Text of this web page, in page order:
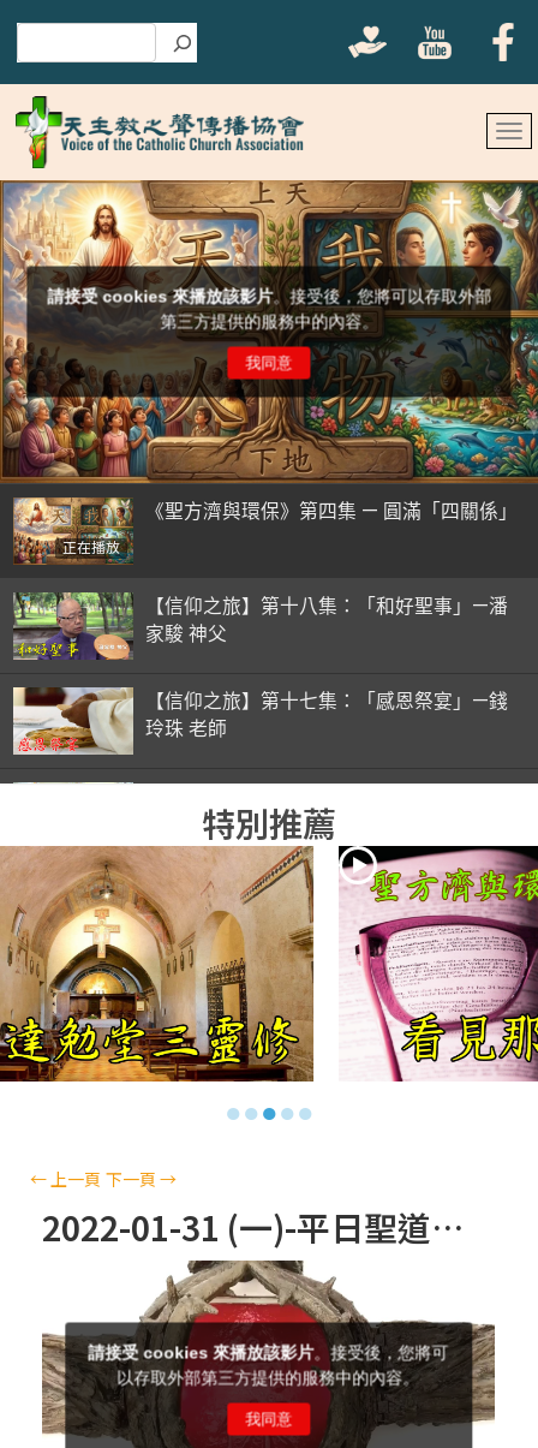
正在播放
《聖方濟與環保》第四集 — 圓滿「四關係」
【信仰之旅】第十八集：「和好聖事」—潘
家駿 神父
【信仰之旅】第十七集：「感恩祭宴」—錢
玲珠 老師
錢玲珠 老師
【信仰之旅】第十五集：「入門聖事」—錢
玲珠 老師
【信仰之旅】第十四集：「天主十誡(下)」
—金毓瑋 神父
【信仰之旅】第十三集：「天主十誡(上)」
—金毓瑋 神父
【信仰之旅】第十二集：「聖母、聖人」—
【信仰之旅】第十一集：「教 會」(推廣片)
【信仰之旅】第十一集：「教 會」—林必能
神父
特別推薦
●●●●●
← 上一頁 下一頁→
2022-01-31 (一)-平日聖道禮儀